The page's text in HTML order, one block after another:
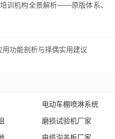
训机构全景解析——原版体系、
功能剖析与择偶实用建议
电动车棚喷淋系统
磨损试验机厂家
电缆沟盖板厂家